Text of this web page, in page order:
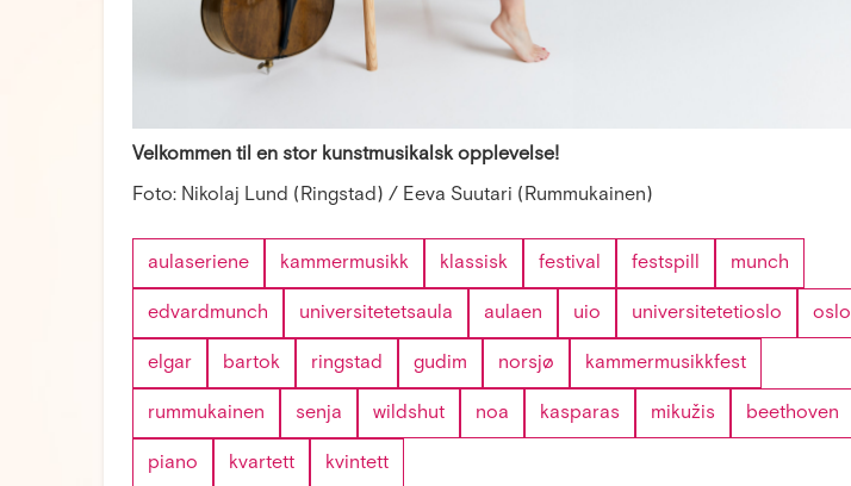
Velkommen til en stor kunstmusikalsk opplevelse!
Foto: Nikolaj Lund (Ringstad) / Eeva Suutari (Rummukainen)
aulaseriene kammermusikk klassisk festival festspill
munch
edvardmunch
universitetetsaula aulaen uio universitetetioslo
oslo
elgar
bartok ringstad gudim norsjø
kammermusikkfest
rummukainen
senja wildshut noa kasparas mikužis
beethoven
piano
kvartett kvintett